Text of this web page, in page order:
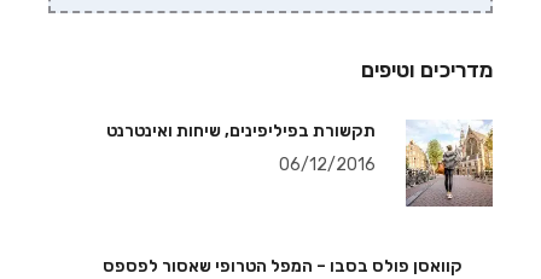
מדריכים וטיפים
תקשורת בפיליפינים, שיחות ואינטרנט
06/12/2016
קוואסן פולס בסבו – המפל הטרופי שאסור לפספס